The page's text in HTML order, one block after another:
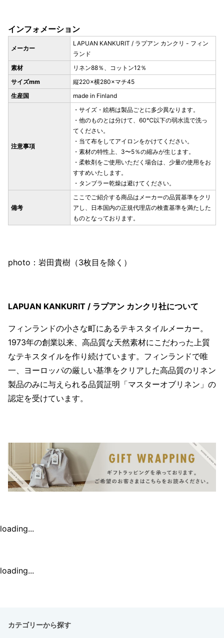
インフォメーション
メーカー
LAPUAN KANKURIT / ラプアン カンクリ - フィン
ランド
素材
リネン88％、コットン12％
サイズmm
縦220×横280×マチ45
生産国
made in Finland
注意事項
・サイズ・絵柄は製品ごとに多少異なります。
・他のものとは分けて、60℃以下の弱水流で洗っ
てください。
・当て布をしてアイロンをかけてください。
・素材の特性上、3〜5％の縮みが生じます。
・柔軟剤をご使用いただく場合は、少量の使用をお
すすめいたします。
・タンブラー乾燥は避けてください。
備考
ここでご紹介する商品はメーカーの品質基準をクリ
アし、日本国内の正規代理店の検査基準を満たした
ものとなっております。
photo：岩田貴樹（3枚目を除く）
LAPUAN KANKURIT / ラプアン カンクリ社について
フィンランドの小さな町にあるテキスタイルメーカー。
1973年の創業以来、高品質な天然素材にこだわった上質
なテキスタイルを作り続けています。フィンランドで唯
一、ヨーロッパの厳しい基準をクリアした高品質のリネン
製品のみに与えられる品質証明「マスターオブリネン」の
認定を受けています。
loading...
loading...
カテゴリーから探す